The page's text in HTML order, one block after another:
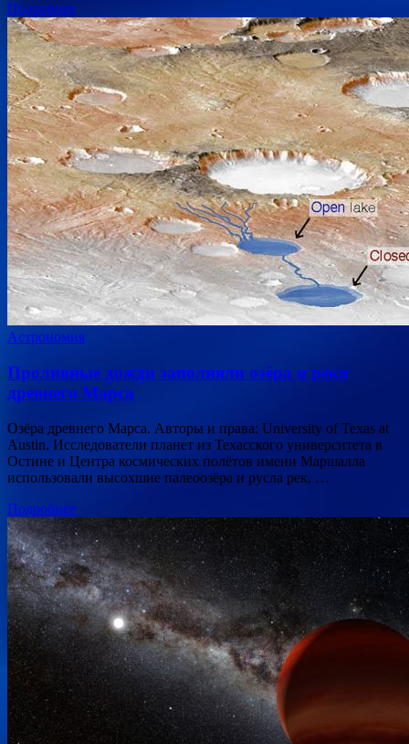
Подробнее
Астрономия
Проливные дожди заполняли озёра и реки
древнего Марса
Озёра древнего Марса. Авторы и права: University of Texas at
Austin. Исследователи планет из Техасского университета в
Остине и Центра космических полётов имени Маршалла
использовали высохшие палеоозёра и русла рек, …
Подробнее